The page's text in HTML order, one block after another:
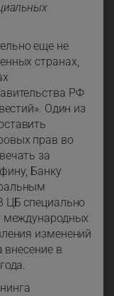
еще не
странах,
РФ
Один из
прав во
за
Банку
ЦБ специально
международных
изменений
внесение в